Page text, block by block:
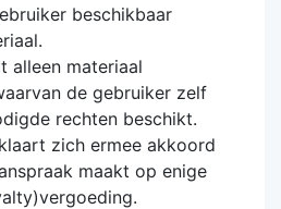
beschikbaar
alleen materiaal
de gebruiker zelf
rechten beschikt.
zich ermee akkoord
maakt op enige